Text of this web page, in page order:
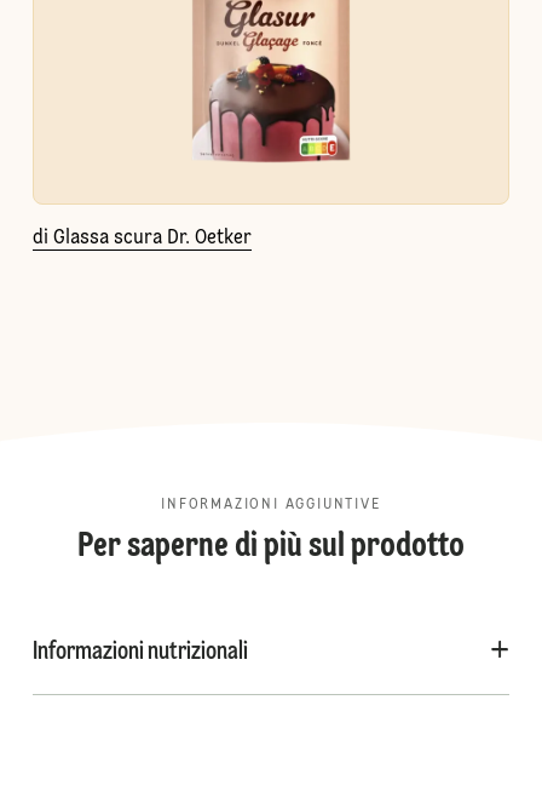
di Glassa scura Dr. Oetker
INFORMAZIONI AGGIUNTIVE
Per saperne di più sul prodotto
Informazioni nutrizionali